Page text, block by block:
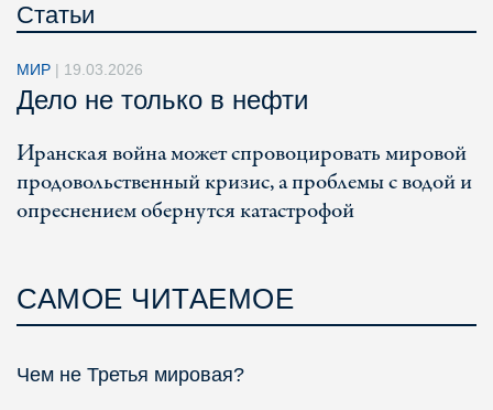
Статьи
МИР | 19.03.2026
Дело не только в нефти
Иранская война может спровоцировать мировой
продовольственный кризис, а проблемы с водой и
опреснением обернутся катастрофой
САМОЕ ЧИТАЕМОЕ
Чем не Третья мировая?